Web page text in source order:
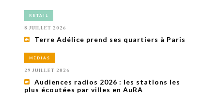
RETAIL
8 JUILLET 2026
Terre Adélice prend ses quartiers à Paris
MÉDIAS
29 JUILLET 2026
Audiences radios 2026 : les stations les
plus écoutées par villes en AuRA